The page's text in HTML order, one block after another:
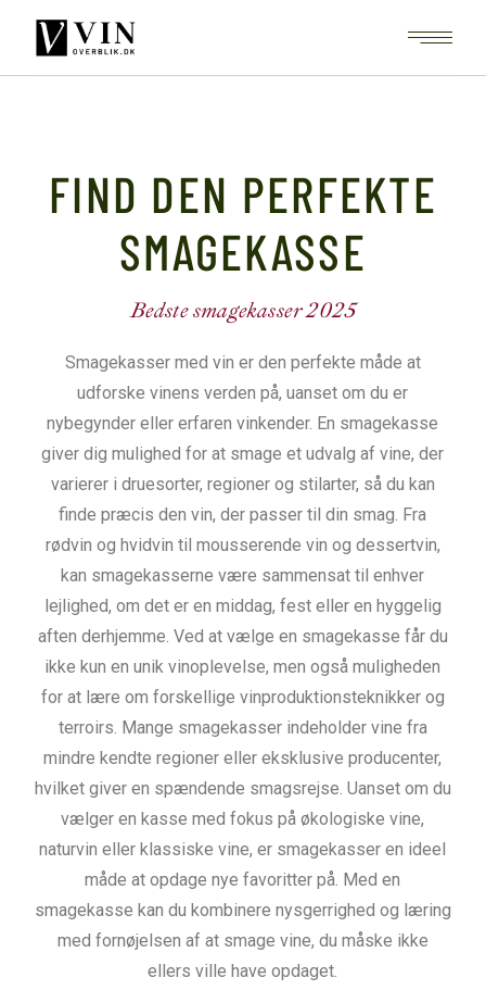
FIND DEN PERFEKTE
SMAGEKASSE
Bedste smagekasser 2025
Smagekasser med vin er den perfekte måde at
udforske vinens verden på, uanset om du er
nybegynder eller erfaren vinkender. En smagekasse
giver dig mulighed for at smage et udvalg af vine, der
varierer i druesorter, regioner og stilarter, så du kan
finde præcis den vin, der passer til din smag. Fra
rødvin og hvidvin til mousserende vin og dessertvin,
kan smagekasserne være sammensat til enhver
lejlighed, om det er en middag, fest eller en hyggelig
aften derhjemme. Ved at vælge en smagekasse får du
ikke kun en unik vinoplevelse, men også muligheden
for at lære om forskellige vinproduktionsteknikker og
terroirs. Mange smagekasser indeholder vine fra
mindre kendte regioner eller eksklusive producenter,
hvilket giver en spændende smagsrejse. Uanset om du
vælger en kasse med fokus på økologiske vine,
naturvin eller klassiske vine, er smagekasser en ideel
måde at opdage nye favoritter på. Med en
smagekasse kan du kombinere nysgerrighed og læring
med fornøjelsen af at smage vine, du måske ikke
ellers ville have opdaget.